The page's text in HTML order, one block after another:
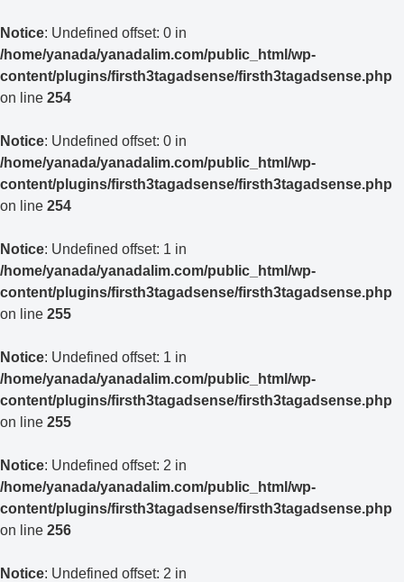
Notice: Undefined offset: 0 in
/home/yanada/yanadalim.com/public_html/wp-
content/plugins/firsth3tagadsense/firsth3tagadsense.php
on line 254
Notice: Undefined offset: 0 in
/home/yanada/yanadalim.com/public_html/wp-
content/plugins/firsth3tagadsense/firsth3tagadsense.php
on line 254
Notice: Undefined offset: 1 in
/home/yanada/yanadalim.com/public_html/wp-
content/plugins/firsth3tagadsense/firsth3tagadsense.php
on line 255
Notice: Undefined offset: 1 in
/home/yanada/yanadalim.com/public_html/wp-
content/plugins/firsth3tagadsense/firsth3tagadsense.php
on line 255
Notice: Undefined offset: 2 in
/home/yanada/yanadalim.com/public_html/wp-
content/plugins/firsth3tagadsense/firsth3tagadsense.php
on line 256
Notice: Undefined offset: 2 in